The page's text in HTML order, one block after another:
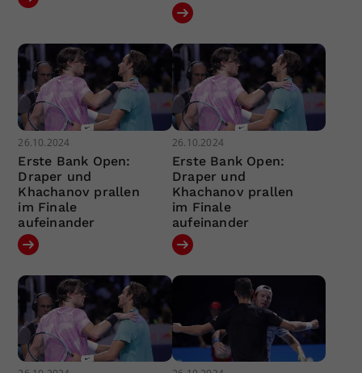
26.10.2024
Erste Bank Open:
Draper und
Khachanov prallen
im Finale
aufeinander
26.10.2024
Erste Bank Open:
Draper und
Khachanov prallen
im Finale
aufeinander